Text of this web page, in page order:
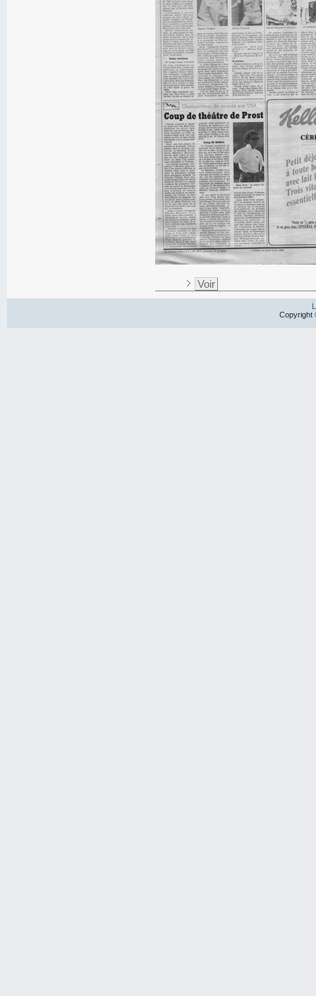
Voir
Copyright